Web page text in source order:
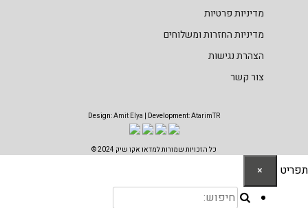
מדיניות פרטיות
מדיניות החזרות ומשלוחים
הצהרת נגישות
צור קשר
Design:Amit Elya | Development:AtarimTR
כל הזכויות שמורות למדאו אקו שיק 2024 ©
תפריט ×